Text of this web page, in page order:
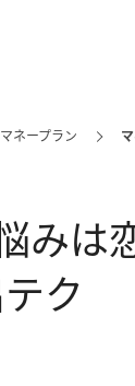
マネープラン
みは
ク